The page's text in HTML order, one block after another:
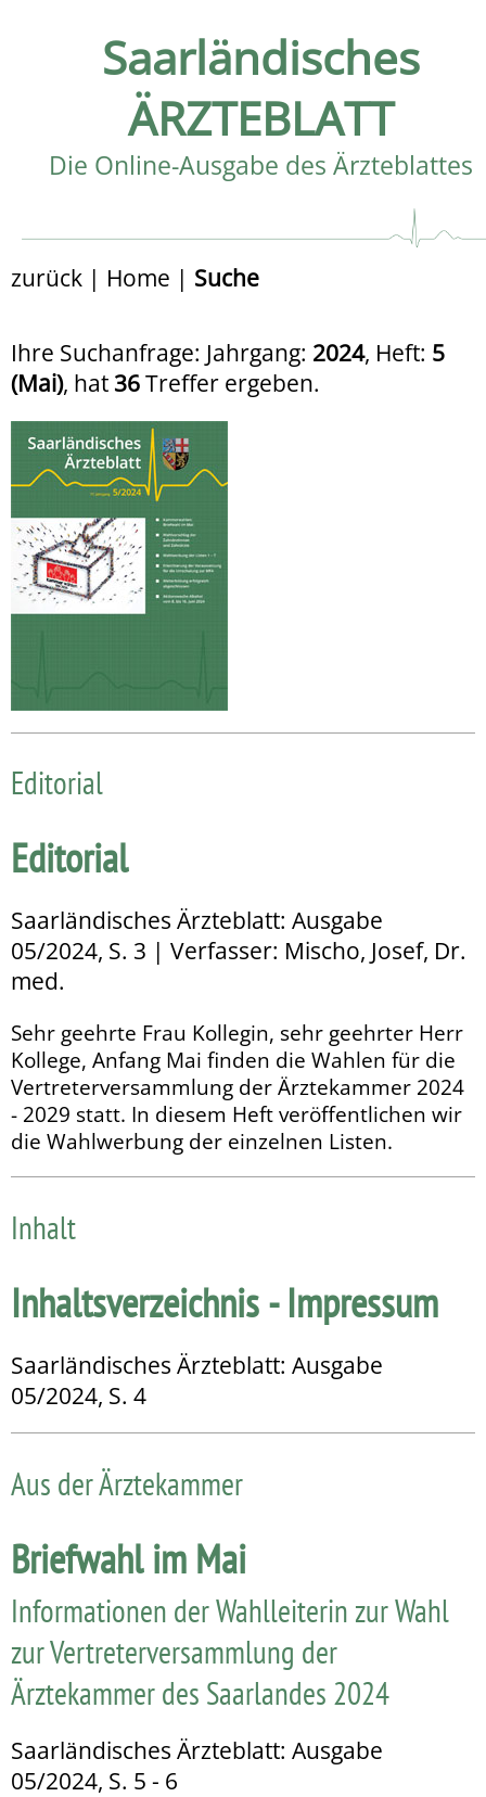
Saarländisches
ÄRZTEBLATT
Die Online-Ausgabe des Ärzteblattes
zurück | Home | Suche
Ihre Suchanfrage: Jahrgang: 2024, Heft: 5
(Mai), hat 36Treffer ergeben.
Editorial
Editorial
Saarländisches Ärzteblatt: Ausgabe
05/2024, S. 3 | Verfasser: Mischo, Josef, Dr.
med.
Sehr geehrte Frau Kollegin, sehr geehrter Herr
Kollege, Anfang Mai finden die Wahlen für die
Vertreterversammlung der Ärztekammer 2024
- 2029 statt. In diesem Heft veröffentlichen wir
die Wahlwerbung der einzelnen Listen.
Inhalt
Inhaltsverzeichnis - Impressum
Saarländisches Ärzteblatt: Ausgabe
05/2024, S. 4
Aus der Ärztekammer
Briefwahl im Mai
Informationen der Wahlleiterin zur Wahl
zur Vertreterversammlung der
Ärztekammer des Saarlandes 2024
Saarländisches Ärzteblatt: Ausgabe
05/2024, S. 5 - 6